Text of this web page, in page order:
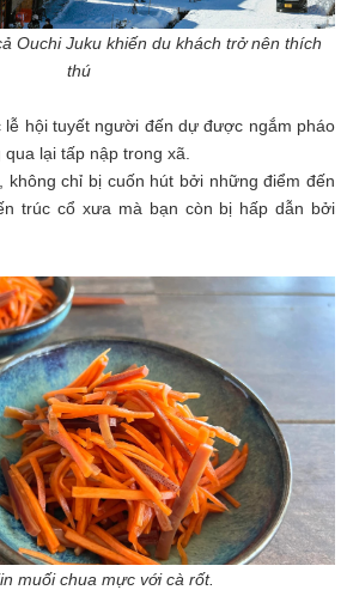
Ouchi Juku khiến du khách trở nên thích
thú
lễ hội tuyết người đến dự được ngắm pháo
lại tấp nập trong xã.
không chỉ bị cuốn hút bởi những điểm đến
trúc cổ xưa mà bạn còn bị hấp dẫn bởi
muối chua mực với cà rốt.